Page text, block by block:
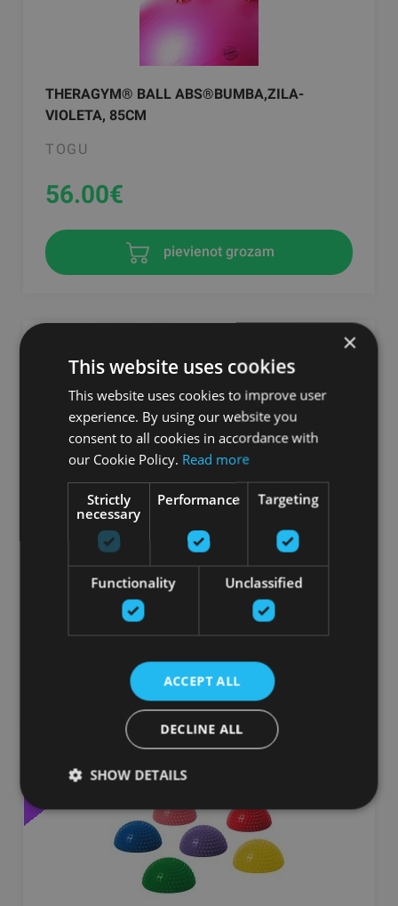
THERAGYM® BALL ABS®BUMBA,ZILA-
VIOLETA, 85CM
TOGU
56.00€
pievienot grozam
SENSO® BALANCE GEO EZIS, KOMPLEKTĀ
No 31.90€
pievienot grozam
-21%
×
This website uses cookies
This website uses cookies to improve user
experience. By using our website you
consent to all cookies in accordance with
our Cookie Policy. Read more
Strictly
necessary
Performance Targeting
Functionality Unclassified
ACCEPT ALL
DECLINE ALL
SHOW DETAILS